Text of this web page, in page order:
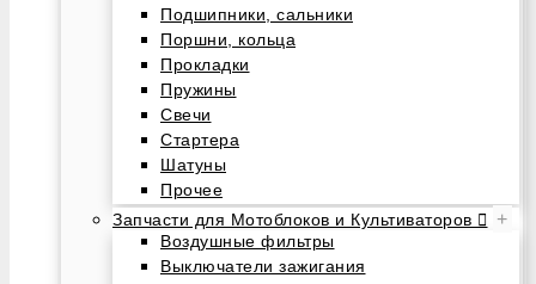
Подшипники, сальники
Поршни, кольца
Прокладки
Пружины
Свечи
Стартера
Шатуны
Прочее
Запчасти для Мотоблоков и Культиваторов
+
Воздушные фильтры
Выключатели зажигания